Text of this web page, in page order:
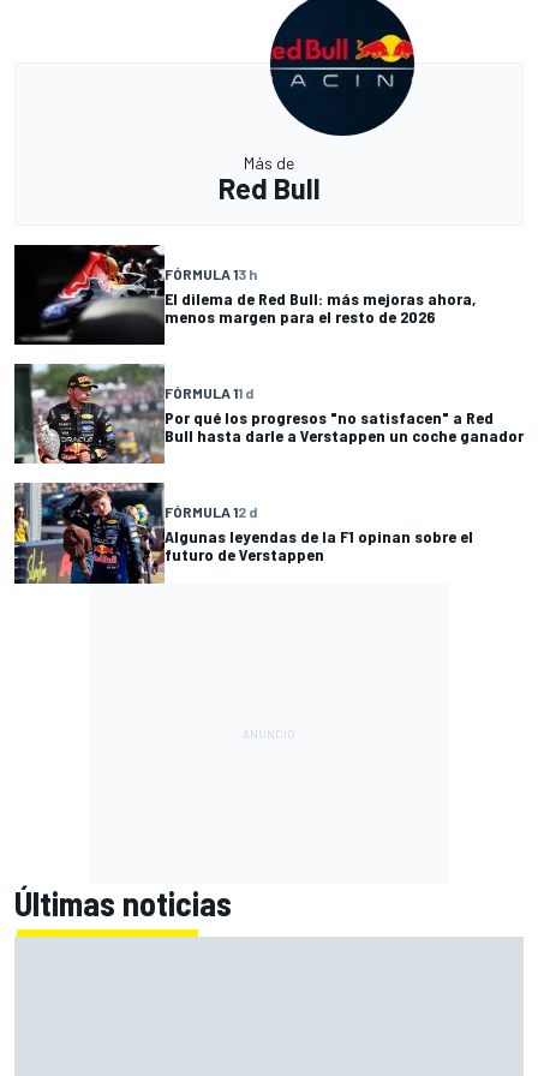
Más de
Red Bull
FÓRMULA 13 h
El dilema de Red Bull: más mejoras ahora,
menos margen para el resto de 2026
FÓRMULA 11 d
Por qué los progresos "no satisfacen" a Red
Bull hasta darle a Verstappen un coche ganador
FÓRMULA 12 d
Algunas leyendas de la F1 opinan sobre el
futuro de Verstappen
Últimas noticias